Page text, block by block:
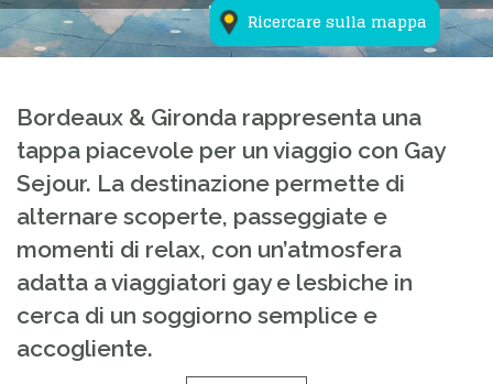
Ricercare sulla mappa
Bordeaux & Gironda rappresenta una
tappa piacevole per un viaggio con Gay
Sejour. La destinazione permette di
alternare scoperte, passeggiate e
momenti di relax, con un’atmosfera
adatta a viaggiatori gay e lesbiche in
cerca di un soggiorno semplice e
accogliente.